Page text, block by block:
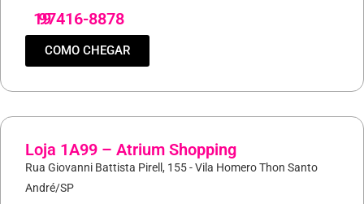
19
97416-8878
COMO CHEGAR
Loja 1A99 – Atrium Shopping
Rua Giovanni Battista Pirell, 155 - Vila Homero Thon Santo
André/SP